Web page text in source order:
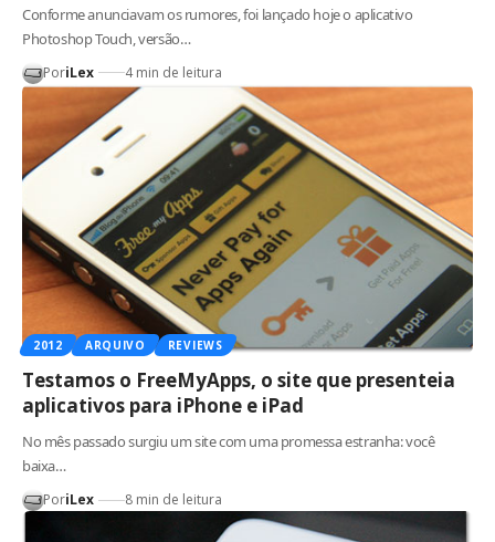
Conforme anunciavam os rumores, foi lançado hoje o aplicativo
Photoshop Touch, versão…
PoriLex 4 min de leitura
2012 ARQUIVO REVIEWS
Testamos o FreeMyApps, o site que presenteia
aplicativos para iPhone e iPad
No mês passado surgiu um site com uma promessa estranha: você
baixa…
PoriLex 8 min de leitura